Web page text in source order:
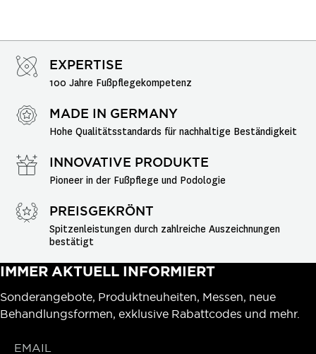
EXPERTISE
100 Jahre Fußpflegekompetenz
MADE IN GERMANY
Hohe Qualitätsstandards für nachhaltige Beständigkeit
INNOVATIVE PRODUKTE
Pioneer in der Fußpflege und Podologie
PREISGEKRÖNT
Spitzenleistungen durch zahlreiche Auszeichnungen
bestätigt
IMMER AKTUELL INFORMIERT
Sonderangebote, Produktneuheiten, Messen, neue
Behandlungsformen, exklusive Rabattcodes und mehr.